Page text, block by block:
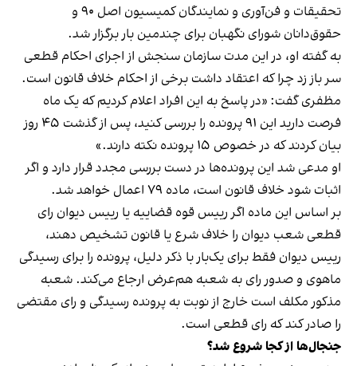
تحقیقات و فن‌آوری و نمایندگان کمیسیون اصل ۹۰ و
حقوق‌دانان شورای نگهبان برای چندمین بار برگزار شد.
به گفته او، در این مدت سازمان سنجش از اجرای احکام قطعی
سر باز زد چرا که اعتقاد داشت برخی از احکام خلاف قانون است.
مظفری گفت: «در پاسخ به این افراد اعلام کردیم که یک ماه
فرصت دارید این ۹۱ پرونده را بررسی کنید، پس از گذشت ۴۵ روز
بیان کردند که در خصوص ۱۵ پرونده نکته دارند.»
او مدعی شد این پرونده‌ها در دست بررسی مجدد قرار دارد و اگر
اثبات شود خلاف قانون است، ماده ۷۹ اعمال خواهد شد‌.
بر اساس این ماده اگر رییس قوه قضاییه یا رییس دیوان رای
قطعی شعب دیوان را خلاف شرع یا قانون تشخیص دهند،
رییس دیوان فقط برای یک‌بار با ذکر دلیل، پرونده را برای رسیدگی
ماهوی و صدور رای به شعبه هم‌عرض ارجاع می‌کند. شعبه
مذکور مکلف است خارج از نوبت به پرونده رسیدگی و رای مقتضی
را صادر کند که رای قطعی است.
جنجال‌ها از کجا شروع شد؟